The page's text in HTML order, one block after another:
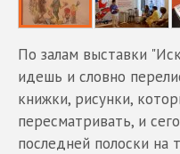
По залам выставки
идешь и словно
книжки, рисунки,
пересматривать, и
последней полоски на